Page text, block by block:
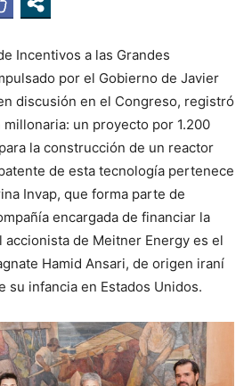
Incentivos a las Grandes
por el Gobierno de Javier
discusión en el Congreso, registró
un proyecto por 1.200
la construcción de un reactor
de esta tecnología pertenece
Invap, que forma parte de
encargada de financiar la
accionista de Meitner Energy es el
Hamid Ansari, de origen iraní
su infancia en Estados Unidos.